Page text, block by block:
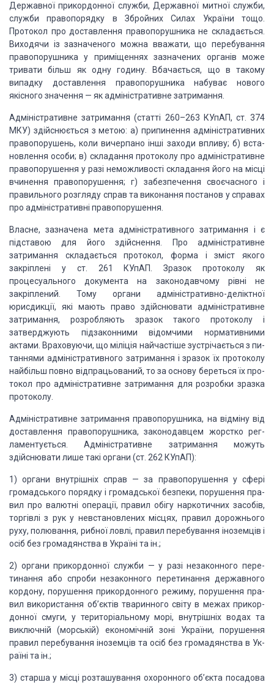
Державної прикордонної служби, Держав­ної митноїслужби,
служби правопорядку в Збройних Силах України тощо.
Протокол про доставлення правопорушника не складається.
Виходячи із зазначеного можна вважати, що пере­бування
правопорушника у приміщеннях зазначених органів може
тривати більш як одну годину. Вбачається, що в такому
випадку доставлення правопорушника набуває нового
якісного значення — як адміністративне затримання.
Адміністративне затримання (статті 260–263 КУпАП, ст. 374
МКУ) здійснюється з метою: а) припинення адміністративних
правопорушень, коли вичерпано інші заходи впливу; б) вста­
новлення особи; в) складання протоколупро адміністративне
правопорушення у разі неможливості складання його на місці
вчинення правопорушення; г) забезпечення своєчасного і
пра­вильного розгляду справ та виконання постанов у справах
про адміністративні правопорушення.
Власне, зазначена мета адміністративного затримання і є
підставою для його здійснення. Про адміністративне
затриман­ня складається протокол, форма і зміст якого
закріплені у ст. 261 КУпАП. Зразок протоколу як
процесуального докумен­та на законодавчому рівні не
закріплений. Тому органи адміні­стративно-деліктної
юрисдикції, які мають право здійснювати адміністративне
затримання, розробляють зразок такого прото­колу і
затверджують підзаконними відомчими нормативними
актами. Враховуючи, що міліція найчастіше зустрічається з пи­
таннями адміністративного затримання і зразок їх протоколу
найбільш повно відпрацьований, то за основу береться їх про­
токол про адміністративне затримання для розробки зразка
протоколу.
Адміністративне затримання правопорушника, на відміну від
доставлення правопорушника, законодавцем жорстко рег­
ламентується. Адміністративне затримання можуть
здійснюва­ти лише такі органи (ст. 262 КУпАП):
1) органи внутрішніх справ — за правопорушення у сфері
громадського порядку і громадської безпеки, порушення пра­
вил про валютні операції, правил обігу наркотичних засобів,
торгівлі з руку невстановлених місцях, правил дорожнього
руху, полювання, рибної ловлі, правил перебування іноземців і
осіб без громадянства в Україні та ін.;
2) органи прикордонної служби — у разі незаконного пере­
тинання або спроби незаконного перетинання державного
кордону, порушення прикордонного режиму, порушення пра­
вил використання об’єктів тваринного світу в межах прикор­
донної смуги, у територіальному морі, внутрішніх водах та
виключній (морській) економічній зоні України, порушення
правил перебування іноземців та осіб без громадянства в Ук­
раїні та ін.;
3) старша у місці розташування охоронного об’єкта посадо­ва